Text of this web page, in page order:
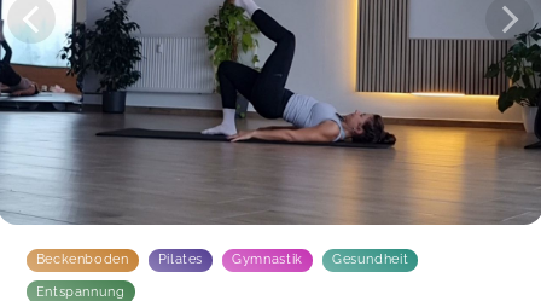
Beckenboden Pilates Gymnastik Gesundheit
Entspannung